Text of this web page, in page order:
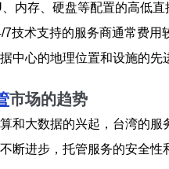
、内存、硬盘等配置的高低
7技术支持的服务商通常费用
据中心的地理位置和设施的
市场的趋势
和大数据的兴起，台湾的
断进步，托管服务的安全